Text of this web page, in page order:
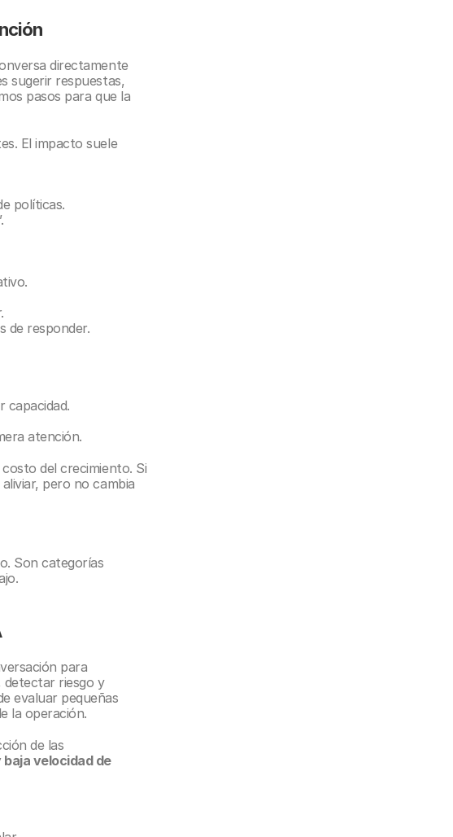
directamente
sugerir respuestas,
pasos para que la
El impacto suele
políticas.
de responder.
capacidad.
atención.
del crecimiento. Si
pero no cambia
Son categorías
para
detectar riesgo y
evaluar pequeñas
la operación.
de las
velocidad de